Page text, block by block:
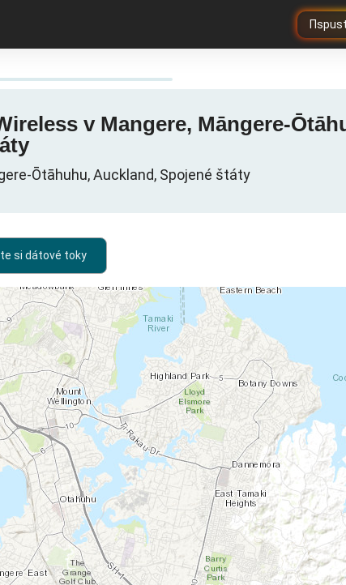
v Mangere, Māngere-
Ōtāhuhu, Auckland, Spojené štáty
si dátové toky